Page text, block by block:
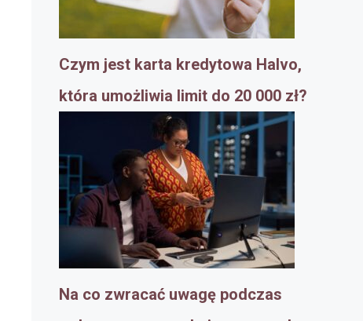
Czym jest karta kredytowa Halvo,
która umożliwia limit do 20 000 zł?
Na co zwracać uwagę podczas